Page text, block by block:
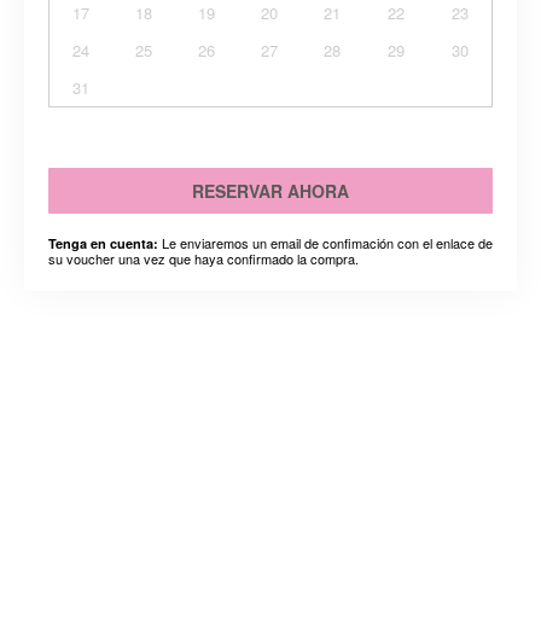
17
18 19 20 21 22
23
24
25 26 27 28 29
30
31
RESERVAR AHORA
Tenga en cuenta: Le enviaremos un email de confimación con el enlace de
su voucher una vez que haya confirmado la compra.